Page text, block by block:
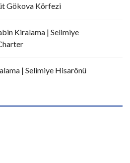
Gökova Körfezi
Kiralama | Selimiye
| Selimiye Hisarönü